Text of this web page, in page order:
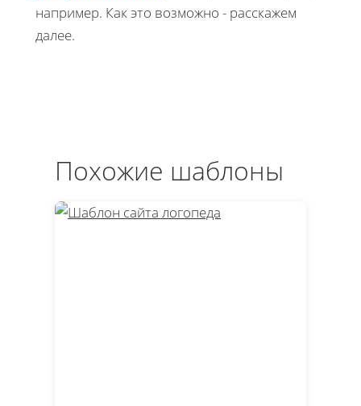
например. Как это возможно - расскажем
далее.
Похожие шаблоны